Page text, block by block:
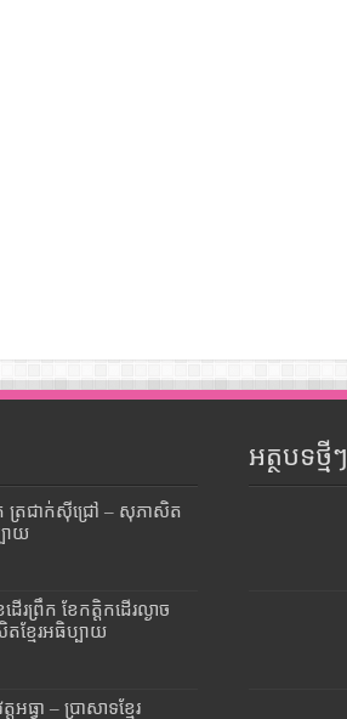
ត្រជាក់ស៊ីជ្រៅ – សុភាសិត
ាយ
ើរព្រឹក ខែកត្តិកដើរល្ងាច
ខ្មែរអធិប្បាយ
តអធ្វា – ប្រាសាទខ្មែរ
អត្ថបទថ្មីៗ